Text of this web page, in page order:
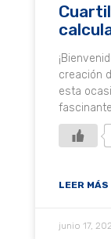
creación
esta
LEER MÁS
junio 17,